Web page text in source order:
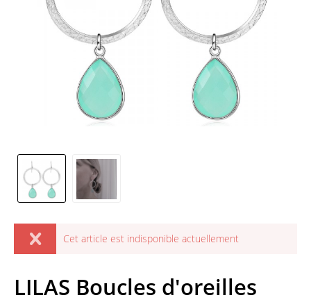
Cet article est indisponible actuellement
LILAS Boucles d'oreilles